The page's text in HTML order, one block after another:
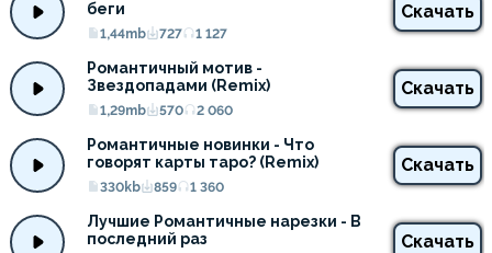
беги
1,44mb 727 1 127
Скачать
Романтичный мотив -
Звездопадами (Remix)
1,29mb 570 2 060
Скачать
Романтичные новинки - Что
говорят карты таро? (Remix)
330kb 859 1 360
Скачать
Лучшие Романтичные нарезки - В
последний раз
Скачать